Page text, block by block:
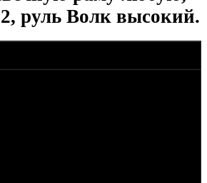
руль Волк высокий.